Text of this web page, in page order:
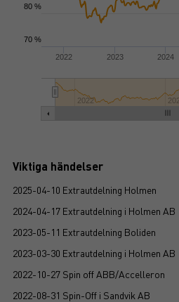
2022 2023 2024
2022
70 %
80 %
Viktiga händelser
2025-04-10 Extrautdelning Holmen
2024-04-17 Extrautdelning i Holmen AB
2023-05-11 Extrautdelning Boliden
2023-03-30 Extrautdelning i Holmen AB
2022-10-27 Spin off ABB/Accelleron
2022-08-31 Spin-Off i Sandvik AB